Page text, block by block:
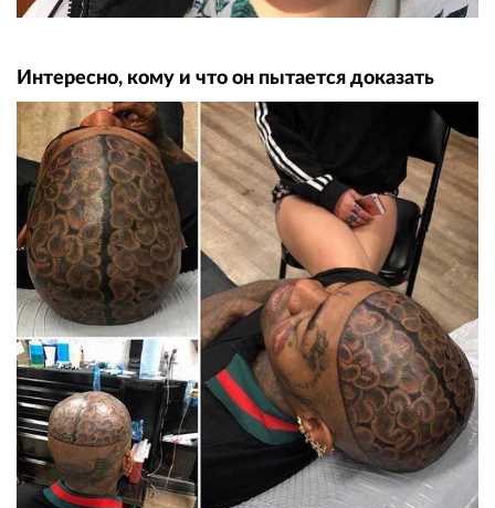
Интересно, кому и что он пытается доказать